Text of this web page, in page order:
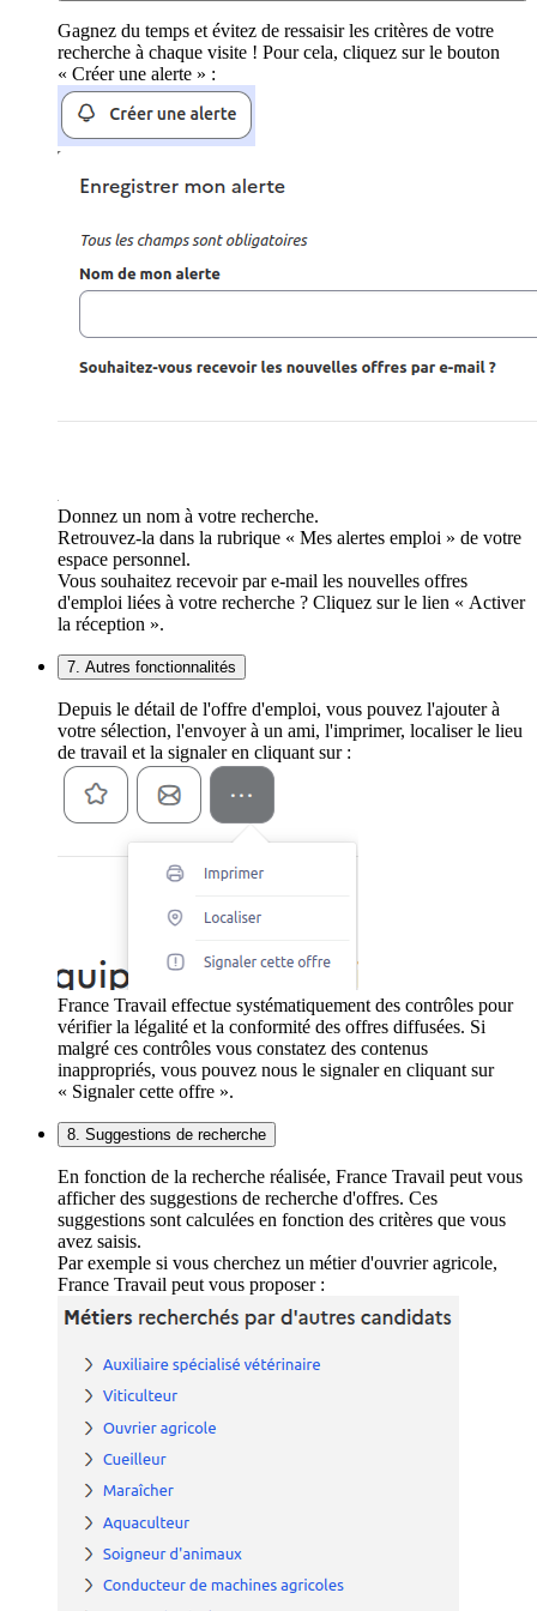
Gagnez du temps et évitez de ressaisir les critères de votre
recherche à chaque visite ! Pour cela, cliquez sur le bouton
« Créer une alerte » :
Donnez un nom à votre recherche.
Retrouvez-la dans la rubrique « Mes alertes emploi » de votre
espace personnel.
Vous souhaitez recevoir par e-mail les nouvelles offres
d'emploi liées à votre recherche ? Cliquez sur le lien « Activer
la réception ».
7. Autres fonctionnalités
Depuis le détail de l'offre d'emploi, vous pouvez l'ajouter à
votre sélection, l'envoyer à un ami, l'imprimer, localiser le lieu
de travail et la signaler en cliquant sur :
France Travail effectue systématiquement des contrôles pour
vérifier la légalité et la conformité des offres diffusées. Si
malgré ces contrôles vous constatez des contenus
inappropriés, vous pouvez nous le signaler en cliquant sur
« Signaler cette offre ».
8. Suggestions de recherche
En fonction de la recherche réalisée, France Travail peut vous
afficher des suggestions de recherche d'offres. Ces
suggestions sont calculées en fonction des critères que vous
avez saisis.
Par exemple si vous cherchez un métier d'ouvrier agricole,
France Travail peut vous proposer :